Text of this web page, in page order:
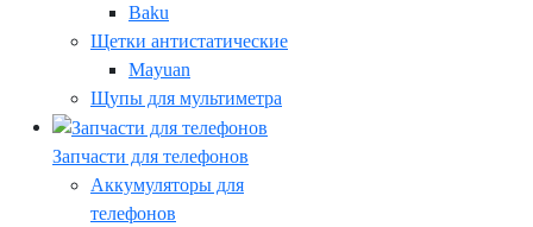
Baku
Щетки антистатические
Mayuan
Щупы для мультиметра
Запчасти для телефонов
Аккумуляторы для
телефонов